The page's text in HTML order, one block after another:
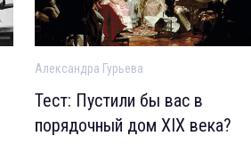
Александра Гурьева
Тест: Пустили бы вас в
порядочный дом XIX века?